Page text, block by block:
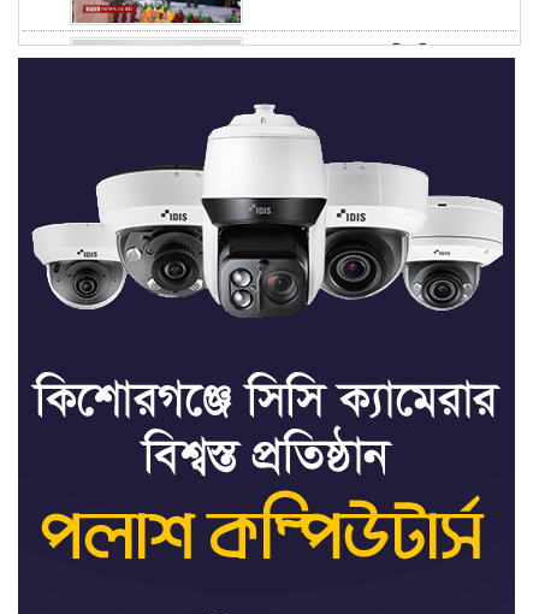
৪ মন্ত্রণালয়ে নতুন সচিব নিয়োগ, ২
শেখ হাসিনার সঙ্গে পালানোর ফ্লাইট
কীভাবে মিস করেছিলেন সালমান এফ
রহমান
৭
ভাত রান্নার সময় নরম হয়ে গেলে কী
করবেন
৮
মৃত্যুদণ্ড বাদ না দেওয়ায়
প্রত্যক্ষদর্শীদের তথ্য দেয়নি জাতিসংঘ:
ট্রাইব্যুনালকে প্রসিকিউটর
৯
তাড়াইলে রাউতি মানবসেবা ফাউন্ডেশনের
আয়োজনে কাফন-দাফন বিষয়ক বিশেষ
প্রশিক্ষণ কর্মশালা